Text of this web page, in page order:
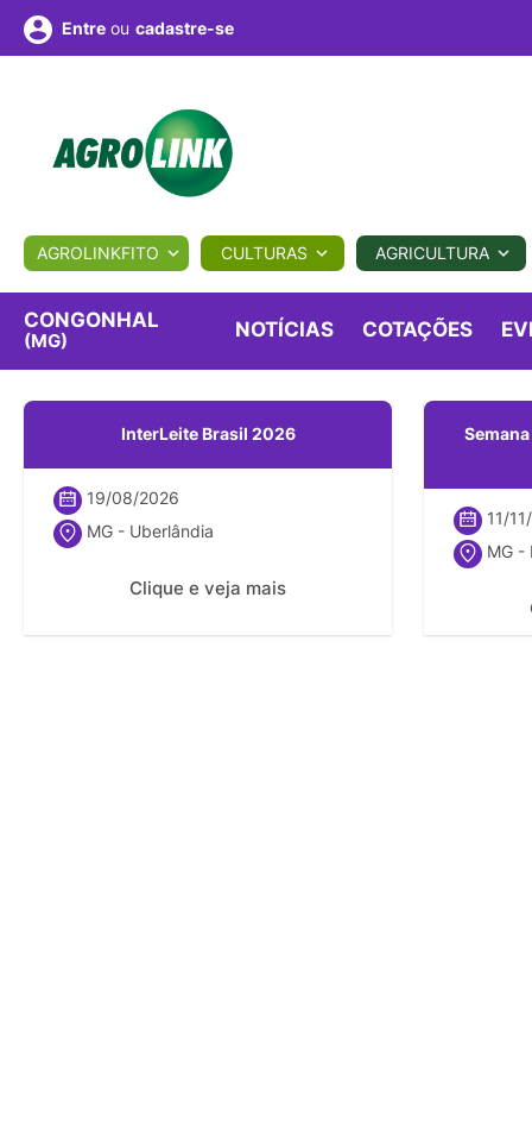
BIOLÓGICOS COTAÇÕES NOTÍCIAS
Conversor Colunistas Eventos
e
Entre ou cadastre-se
AGROLINKFITO CULTURAS AGRICULTURA
CONGONHAL
(MG) NOTÍCIAS COTAÇÕES
InterLeite Brasil 2026
19/08/2026
MG - Uberlândia
Clique e veja mais
11/
MG -